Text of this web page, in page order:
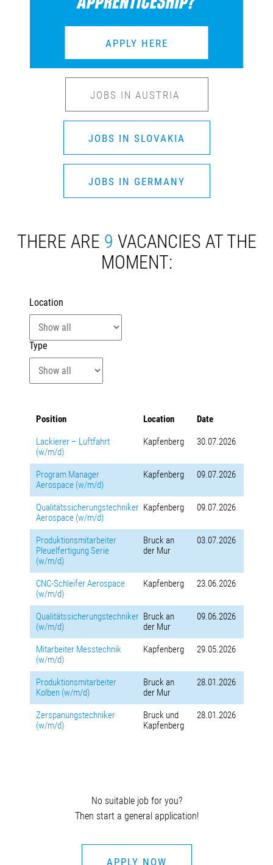
APPLY HERE
JOBS IN AUSTRIA
JOBS IN SLOVAKIA
JOBS IN GERMANY
THERE ARE 9 VACANCIES AT THE
MOMENT:
Location
Type
Position Location Date
Lackierer – Luftfahrt
(w/m/d)
Kapfenberg 30.07.2026
Program Manager
Aerospace (w/m/d)
Kapfenberg 09.07.2026
Qualitätssicherungstechniker
Aerospace (w/m/d)
Kapfenberg 09.07.2026
Produktionsmitarbeiter
Pleuelfertigung Serie
(w/m/d)
Bruck an
der Mur
03.07.2026
CNC-Schleifer Aerospace
(w/m/d)
Kapfenberg 23.06.2026
Qualitätssicherungstechniker
(w/m/d)
Bruck an
der Mur
09.06.2026
Mitarbeiter Messtechnik
(w/m/d)
Kapfenberg 29.05.2026
Produktionsmitarbeiter
Kolben (w/m/d)
Bruck an
der Mur
28.01.2026
Zerspanungstechniker
(w/m/d)
Bruck und
Kapfenberg
28.01.2026
No suitable job for you?
Then start a general appli­cation!
APPLY NOW